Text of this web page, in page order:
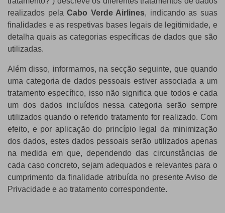
realizados pelaCabo Verde Airlines, indicando as suas
finalidades e as respetivas bases legais de legitimidade, e
detalha quais as categorias específicas de dados que são
utilizadas.
Além disso, informamos, na secção seguinte, que quando
uma categoria de dados pessoais estiver associada a um
tratamento específico, isso não significa que todos e cada
um dos dados incluídos nessa categoria serão sempre
utilizados quando o referido tratamento for realizado. Com
efeito, e por aplicação do princípio legal da minimização
dos dados, estes dados pessoais serão utilizados apenas
na medida em que, dependendo das circunstâncias de
cada caso concreto, sejam adequados e relevantes para o
cumprimento da finalidade atribuída no presente Aviso de
Privacidade e ao tratamento correspondente.